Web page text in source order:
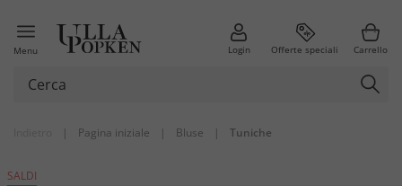
Menu Login Offerte speciali Carrello
| Pagina iniziale | Bluse | Tuniche
SALDI